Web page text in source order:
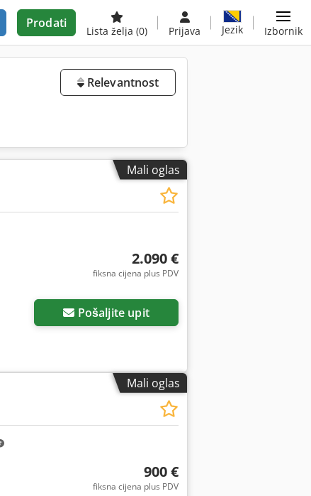
Prodati
Lista želja (0) Prijava Jezik Izbornik
Relevantnost
Mali oglas
2.090 €
fiksna cijena plus PDV
Pošaljite upit
Mali oglas
900 €
fiksna cijena plus PDV